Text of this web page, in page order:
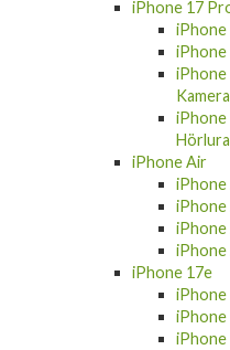
iPhone 17
iPhone
iPhone
iPhone
iPhone
iPhone Air
iPhone
iPhone
iPhone
iPhone
iPhone 17e
iPhone
iPhone
iPhone